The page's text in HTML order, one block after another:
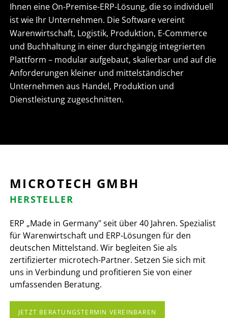
Ihnen eine On-Premise-ERP-Lösung, die so individuell
ist wie Ihr Unternehmen. Die Software vereint
Warenwirtschaft, Logistik, Produktion, E-Commerce
und Buchhaltung in einer durchgängig integrierten
Plattform – modular aufgebaut, skalierbar und auf die
Anforderungen kleiner und mittelständischer
Unternehmen aus Handel, Produktion und
Dienstleistung zugeschnitten.
MICROTECH GMBH
HERSTELLER
ERP „Made in Germany" seit über 40 Jahren. Spezialist
für Warenwirtschaft und ERP-Lösungen für den
deutschen Mittelstand. Wir begleiten Sie als
zertifizierter microtech-Partner. Setzen Sie sich mit
uns in Verbindung und profitieren Sie von einer
umfassenden Beratung.
JETZT BERATUNGSTERMIN VEREINBAREN